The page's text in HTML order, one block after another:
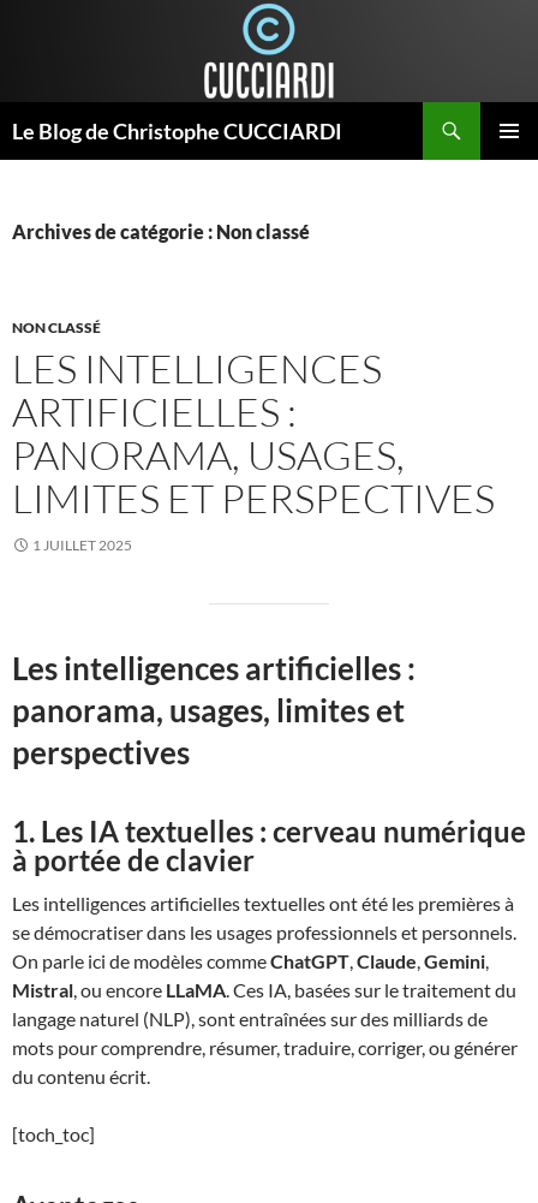
Le Blog de Christophe CUCCIARDI
Archives de catégorie : Non classé
NON CLASSÉ
LES INTELLIGENCES
ARTIFICIELLES :
PANORAMA, USAGES,
LIMITES ET PERSPECTIVES
1 JUILLET 2025
Les intelligences artificielles :
panorama, usages, limites et
perspectives
1. Les IA textuelles : cerveau numérique
à portée de clavier
Les intelligences artificielles textuelles ont été les premières à
se démocratiser dans les usages professionnels et personnels.
On parle ici de modèles commeChatGPT,Claude,Gemini,
Mistral, ou encore LLaMA. Ces IA, basées sur le traitement du
langage naturel (NLP), sont entraînées sur des milliards de
mots pour comprendre, résumer, traduire, corriger, ou générer
du contenu écrit.
[toch_toc]